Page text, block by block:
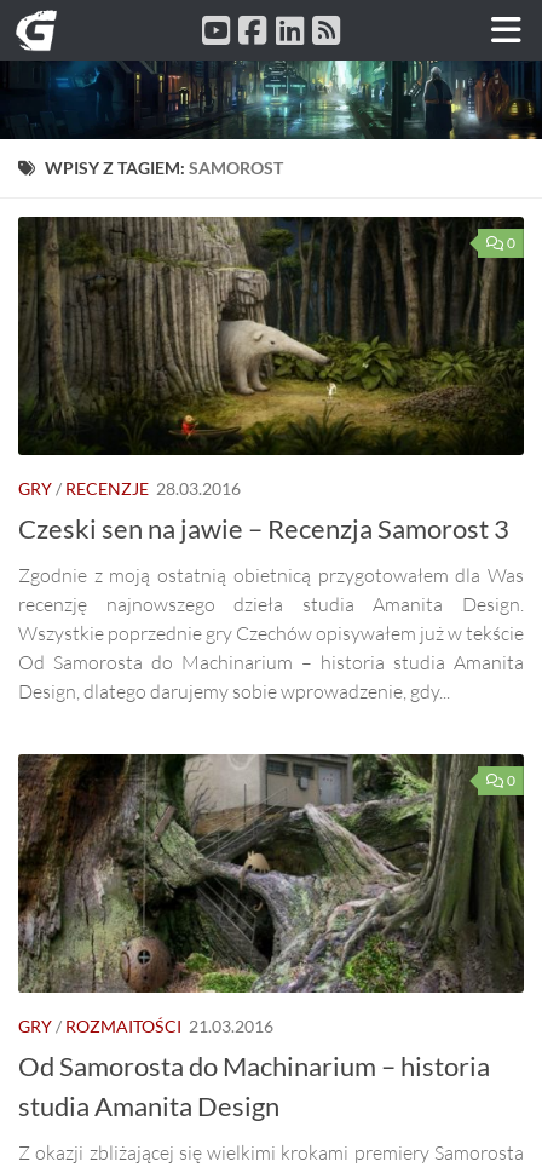
Przeskocz do treści
WPISY Z TAGIEM: SAMOROST
0
GRY/ RECENZJE 28.03.2016
Czeski sen na jawie – Recenzja Samorost 3
Zgodnie z moją ostatnią obietnicą przygotowałem dla Was
recenzję najnowszego dzieła studia Amanita Design.
Wszystkie poprzednie gry Czechów opisywałem już w tekście
Od Samorosta do Machinarium – historia studia Amanita
Design, dlatego darujemy sobie wprowadzenie, gdy...
0
GRY/ ROZMAITOŚCI 21.03.2016
Od Samorosta do Machinarium – historia
studia Amanita Design
Z okazji zbliżającej się wielkimi krokami premiery Samorosta